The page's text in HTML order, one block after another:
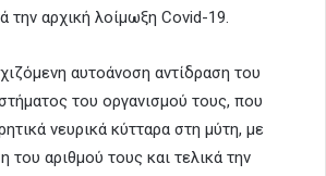
την αρχική λοίμωξη Covid-19.
αυτοάνοση αντίδραση του
του οργανισμού τους, που
νευρικά κύτταρα στη μύτη, με
του αριθμού τους και τελικά την